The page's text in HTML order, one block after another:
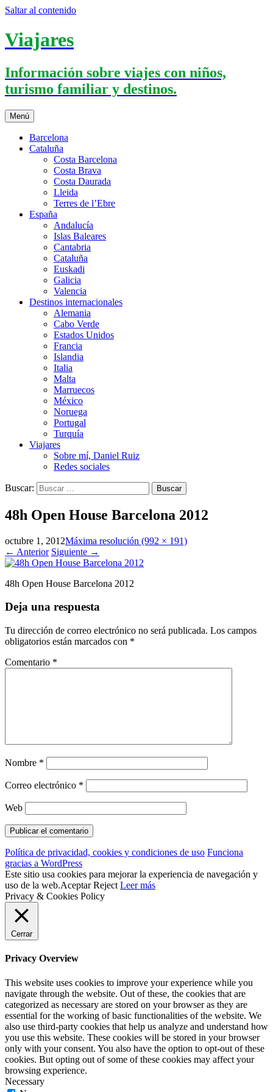
Saltar al contenido
Viajares
Información sobre viajes con niños,
turismo familiar y destinos.
Menú
Barcelona
Cataluña
Costa Barcelona
Costa Brava
Costa Daurada
Lleida
Terres de l’Ebre
España
Andalucía
Islas Baleares
Cantabria
Cataluña
Euskadi
Galicia
Valencia
Destinos internacionales
Alemania
Cabo Verde
Estados Unidos
Francia
Islandia
Italia
Malta
Marruecos
México
Noruega
Portugal
Turquía
Viajares
Sobre mí, Daniel Ruiz
Redes sociales
Buscar:
48h Open House Barcelona 2012
octubre 1, 2012Máxima resolución (992 × 191)
← Anterior Siguiente →
48h Open House Barcelona 2012
Deja una respuesta
Tu dirección de correo electrónico no será publicada. Los campos
obligatorios están marcados con *
Comentario *
Nombre *
Correo electrónico *
Web
Política de privacidad, cookies y condiciones de uso Funciona
gracias a WordPress
Este sitio usa cookies para mejorar la experiencia de navegación y
uso de la web.Aceptar Reject Leer más
Privacy & Cookies Policy
Cerrar
Privacy Overview
This website uses cookies to improve your experience while you
navigate through the website. Out of these, the cookies that are
categorized as necessary are stored on your browser as they are
essential for the working of basic functionalities of the website. We
also use third-party cookies that help us analyze and understand how
you use this website. These cookies will be stored in your browser
only with your consent. You also have the option to opt-out of these
cookies. But opting out of some of these cookies may affect your
browsing experience.
Necessary